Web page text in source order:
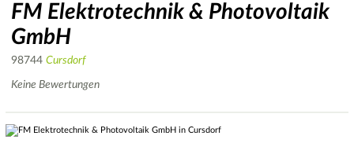
FM Elektrotechnik & Photovoltaik
GmbH
98744 Cursdorf
Keine Bewertungen